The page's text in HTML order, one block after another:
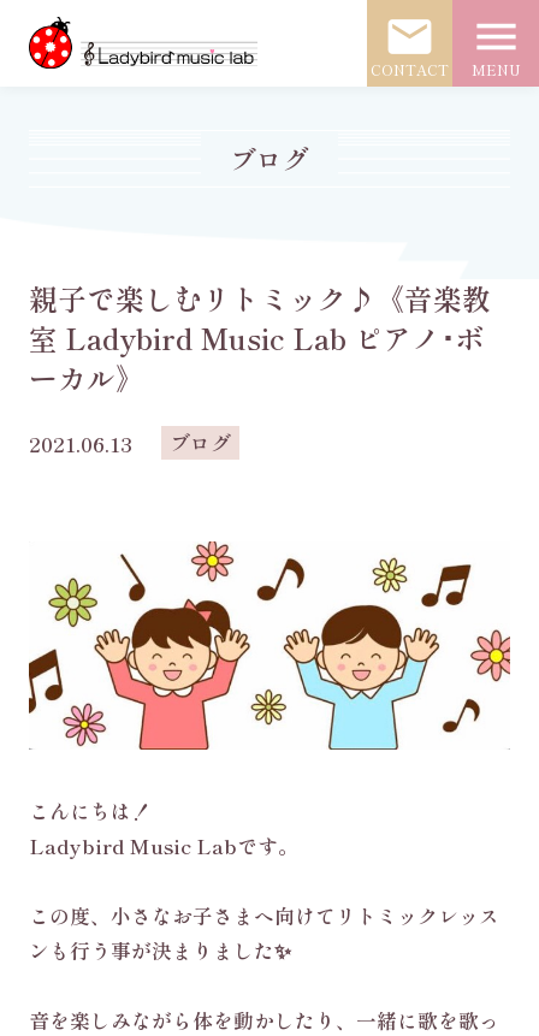
mail
CONTACT
menu
MENU
ブログ
親子で楽しむリトミック♪《音楽教
室 Ladybird Music Lab ピアノ･ボ
ーカル》
2021.06.13 ブログ
こんにちは！
Ladybird Music Labです。
この度、小さなお子さまへ向けてリトミックレッス
ンも行う事が決まりました✨
音を楽しみながら体を動かしたり、一緒に歌を歌っ